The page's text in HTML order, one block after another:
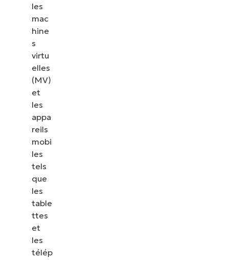
les
mac
hine
s
virtu
elles
(MV)
et
les
appa
reils
mobi
les
tels
que
les
table
ttes
et
les
télép